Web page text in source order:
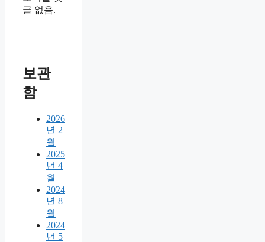
글 없음.
보관
함
2026
년 2
월
2025
년 4
월
2024
년 8
월
2024
년 5